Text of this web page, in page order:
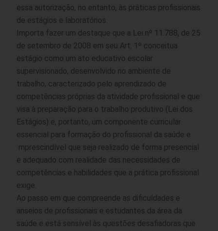
essa autorização, no entanto, às práticas profissionais
de estágios e laboratórios.
Importa fazer um destaque que a Lei nº 11.788, de 25
de setembro de 2008 em seu Art. 1º conceitua
estágio como um ato educativo escolar
supervisionado, desenvolvido no ambiente de
trabalho, caracterizado pelo aprendizado de
competências próprias da atividade profissional e que
visa à preparação para o trabalho produtivo (Lei dos
Estágios) e, portanto, um componente curricular
essencial para formação do profissional da saúde e
mprescindível que seja realizado de forma presencial
e adequado com realidade das necessidades de
competências e habilidades que a prática profissional
exige.
Ao passo em que compreende as dificuldades e
anseios de profissionais e estudantes da área da
saúde e está sensível às questões desafiadoras que